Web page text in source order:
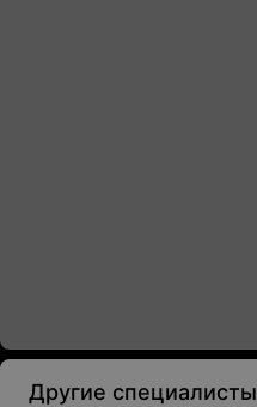
Другие специалисты